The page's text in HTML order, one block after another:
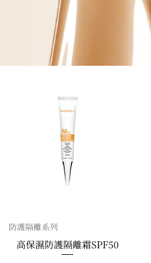
防護隔離系列
高保濕防護隔離霜SPF50